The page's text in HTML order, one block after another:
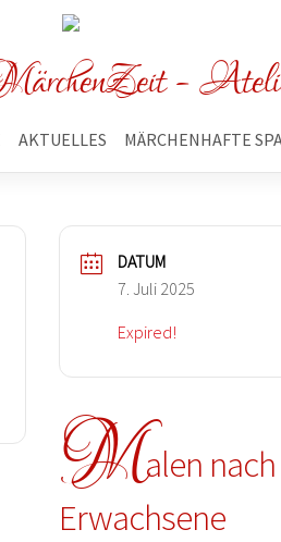
-
AKTUELLES MÄRCHENHAFTE
DATUM
7. Juli 2025
Expired!
Malen
Erwachsene